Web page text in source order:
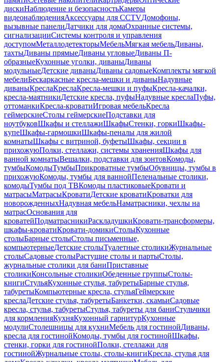
дискиНаблюдение и безопасностьКамеры
видеонаблюденияАксессуары для CCTVДомофоны,
вызывные панелиДатчики для домаОхранные системы,
сигнализацииСистемы контроля и управления
доступомМеталлодетекторыМебельМягкая мебельДиваны,
тахтыДиваны прямыеДиваны угловыеДиваны П-
образныеКухонные уголки, диваныДиваны
модульныеДетские диваныДиваны садовыеКомплекты мягкой
мебелиБескаркасные кресла-мешки и диваныНадувные
диваныКреслаКреслаКресла-мешки и пуфыКресла-качалки,
кресла-маятникиДетские кресла, пуфыНадувные креслаПуфы,
оттоманкиКресла-кроватиИгровая мебельКресла
геймерскиеСтолы геймерскиеПодставки для
ноутбуковШкафы и стеллажиШкафыСтенки, горкиШкафы-
купеШкафы-гармошкиШкафы-пеналы для жилой
комнатыШкафы с витриной, буфетыШкафы, секции в
прихожуюПолки, стеллажи, системы храненияШкафы для
ванной комнатыВешалки, подставки для зонтовКомоды,
тумбыКомодыТумбыПрикроватные тумбыОбувницы, тумбы в
прихожуюКомоды, тумбы для ваннойПеленальные столики,
комодыТумбы под ТВКомоды пластиковыеКровати и
матрасыМатрасыКроватиДетские кроватиКроватки для
новорожденныхНадувная мебельНаматрасники, чехлы на
матрасОснования для
кроватейПодматрасникиРаскладушкиКровати-трансформеры,
шкафы-кроватиКровати-домикиСтолыКухонные
столыБарные столыСтолы письменные,
компьютерныеДетские столыТуалетные столикиЖурнальные
столыСадовые столыРастущие столы и партыСтолы,
журнальные столики для баниПриставные
столикиКонсольные столикиОбеденные группыСтолы-
книгиСтульяКухонные стулья, табуретыБарные стулья,
табуретыКомпьютерные кресла, стульяГеймерские
креслаДетские стулья, табуретыБанкетки, скамьиСадовые
кресла, стулья, табуретыСтулья, табуреты для баниСтульчики
для кормленияКухняКухонный гарнитурКухонные
модулиСтолешницы для кухниМебель для гостинойДиваны,
кресла для гостинойКомоды, тумбы для гостинойШкафы,
стенки, горки для гостинойПолки, стеллажи для
гостинойЖурнальные столы, столы-книгиКресла, стулья для